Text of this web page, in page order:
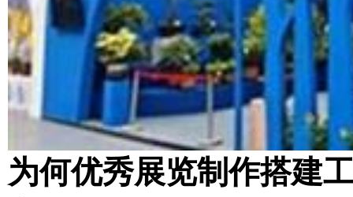
为何优秀展览制作搭建